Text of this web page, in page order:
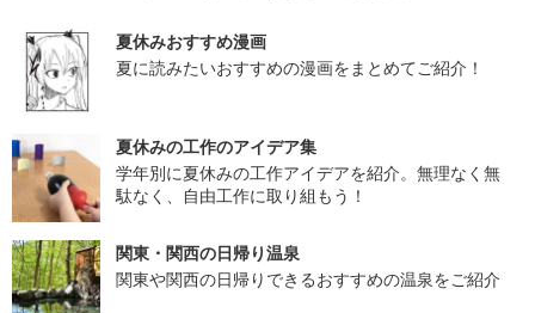
夏休みおすすめ漫画
夏に読みたいおすすめの漫画をまとめてご紹介！
夏休みの工作のアイデア集
学年別に夏休みの工作アイデアを紹介。無理なく無
駄なく、自由工作に取り組もう！
関東・関西の日帰り温泉
関東や関西の日帰りできるおすすめの温泉をご紹介